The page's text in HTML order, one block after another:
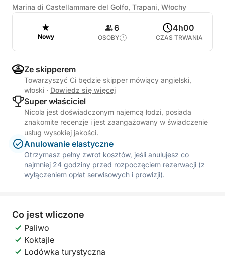
Marina di Castellammare del Golfo, Trapani, Włochy
Nowy
6
OSOBY
4h00
CZAS TRWANIA
Ze skipperem
Towarzyszyć Ci będzie skipper mówiący angielski,
włoski · Dowiedz się więcej
Super właściciel
Nicola jest doświadczonym najemcą łodzi, posiada
znakomite recenzje i jest zaangażowany w świadczenie
usług wysokiej jakości.
Anulowanie elastyczne
Otrzymasz pełny zwrot kosztów, jeśli anulujesz co
najmniej 24 godziny przed rozpoczęciem rezerwacji (z
wyłączeniem opłat serwisowych i prowizji).
Co jest wliczone
Paliwo
Koktajle
Lodówka turystyczna